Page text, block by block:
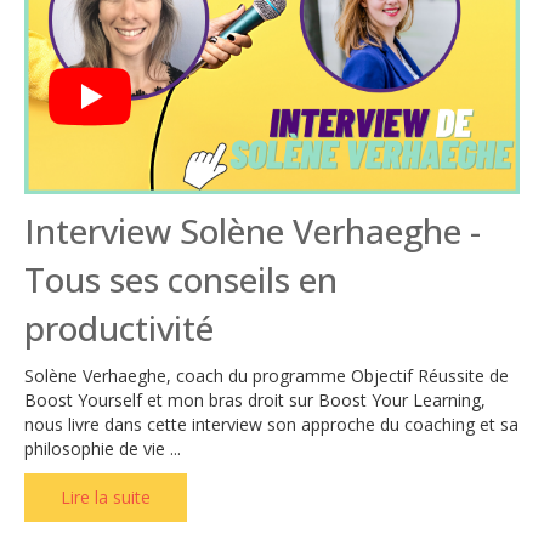
Interview Solène Verhaeghe -
Tous ses conseils en
productivité
Solène Verhaeghe, coach du programme Objectif Réussite de
Boost Yourself et mon bras droit sur Boost Your Learning,
nous livre dans cette interview son approche du coaching et sa
philosophie de vie ...
Lire la suite